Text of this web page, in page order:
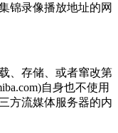
锦录像播放地址的网
、存储、或者窜改第
自身也不使用
方流媒体服务器的内